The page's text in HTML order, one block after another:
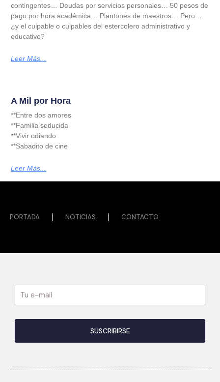
contingentes… Deudas por servicios personales… 50 pesos de
pago por hora académica… Plantones de maestros… Pero…
¿y el culpable o culpables del estercolero administrativo y
educativo?
Leer Más...
A Mil por Hora
**Entre dos amores
**Familia seducida
**Vivir odiando
**Sabadito de cine
Leer Más...
PORTADA NOTICIAS CONTACTO